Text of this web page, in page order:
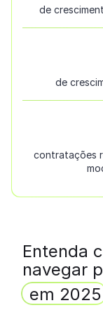
de
de
contratações
Entenda
navegar
em 2025